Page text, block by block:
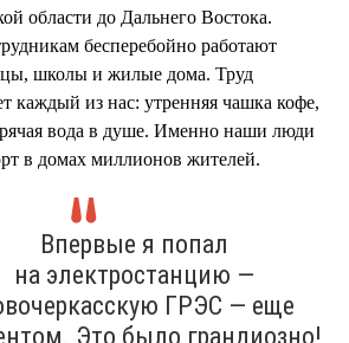
области до Дальнего Востока.
бесперебойно работают
школы и жилые дома. Труд
каждый из нас: утренняя чашка кофе,
вода в душе. Именно наши люди
в домах миллионов жителей.
Впервые я попал
на электростанцию —
ГРЭС — еще
Это было грандиозно!